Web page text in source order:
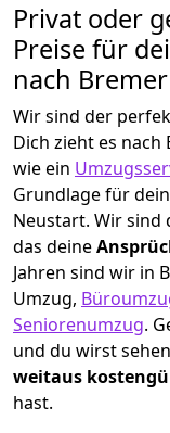
Privat oder
Preise für
nach
Wir sind der
Dich zieht es nach
wie ein
Grundlage für
Neustart. Wir sind
das deine
Jahren sind wir in
Umzug,
Seniorenumzug.
und du wirst
weitaus
hast.